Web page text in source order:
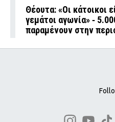
Θέουτα: «Οι κάτοικοι
γεμάτοι αγωνία» ‑
παραμένουν στην